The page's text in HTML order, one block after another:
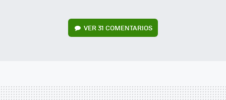
VER31 COMENTARIOS